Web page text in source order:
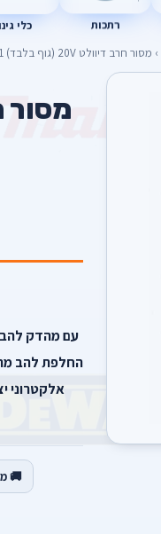
רתכות כלי
› מסור חרב דיוולט 20V (גוף בלבד) DCS381
עם מהדק להב
🚚